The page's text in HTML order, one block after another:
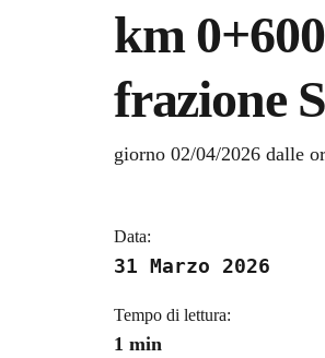
km
frazione
Dettagli
giorno 02/04/2026 dalle
Data:
31 Marzo 2026
Tempo di lettura:
1 min